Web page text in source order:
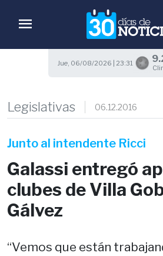
menu
Jue, 06/08/2026 | 23:31
Legislativas 06.12.2016
Junto al intendente Ricci
Galassi entregó
clubes de Villa
Gálvez
“Vemos que están